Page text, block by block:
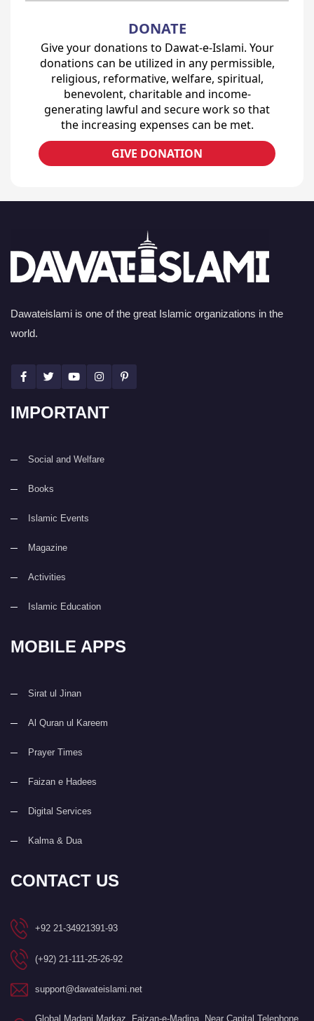
DONATE
Give your donations to Dawat-e-Islami. Your
donations can be utilized in any permissible,
religious, reformative, welfare, spiritual,
benevolent, charitable and income-
generating lawful and secure work so that
the increasing expenses can be met.
GIVE DONATION
Dawateislami is one of the great Islamic organizations in the
world.
IMPORTANT
Social and Welfare
Books
Islamic Events
Magazine
Activities
Islamic Education
MOBILE APPS
Sirat ul Jinan
Al Quran ul Kareem
Prayer Times
Faizan e Hadees
Digital Services
Kalma & Dua
CONTACT US
+92 21-34921391-93
(+92) 21-111-25-26-92
support@dawateislami.net
Global Madani Markaz, Faizan-e-Madina, Near Capital Telephone